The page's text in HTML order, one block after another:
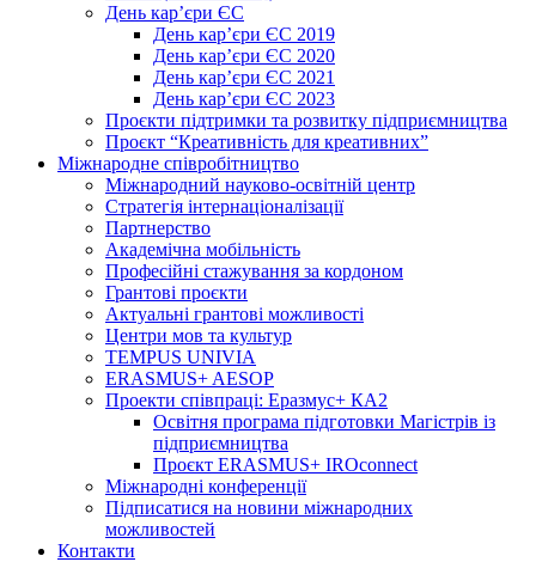
День кар’єри ЄС
День кар’єри ЄС 2019
День кар’єри ЄС 2020
День кар’єри ЄС 2021
День кар’єри ЄС 2023
Проєкти підтримки та розвитку підприємництва
Проєкт “Креативність для креативних”
Міжнародне співробітництво
Міжнародний науково-освітній центр
Стратегія інтернаціоналізації
Партнерство
Академічна мобільність
Професійні стажування за кордоном
Грантові проєкти
Актуальні грантові можливості
Центри мов та культур
TEMPUS UNIVIA
ERASMUS+ AESOP
Проекти співпраці: Еразмус+ КА2
Освітня програма підготовки Магістрів із
підприємництва
Проєкт ERASMUS+ IROconnect
Міжнародні конференції
Підписатися на новини міжнародних
можливостей
Контакти